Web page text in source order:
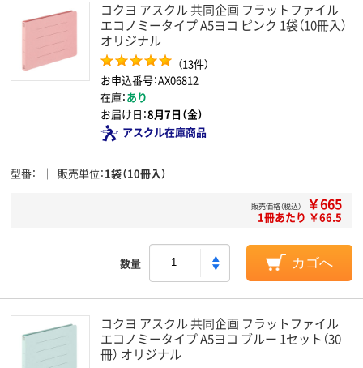
コクヨ アスクル 共同企画 フラットファイル
エコノミータイプ A5ヨコ ピンク 1袋（10冊入）
オリジナル
（13件）
お申込番号：AX06812
在庫：あり
お届け日：8月7日（金）
アスクル在庫商品
型番 販売単位 1袋（10冊入）
販売価格（税込） ￥665
1冊あたり ￥66.5
数量 カゴへ
コクヨ アスクル 共同企画 フラットファイル
エコノミータイプ A5ヨコ ブルー 1セット（30
冊） オリジナル